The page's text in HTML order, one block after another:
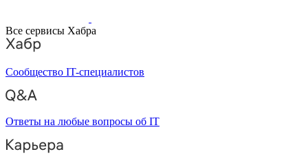
Все сервисы Хабра
Сообщество IT-специалистов
Ответы на любые вопросы об IT